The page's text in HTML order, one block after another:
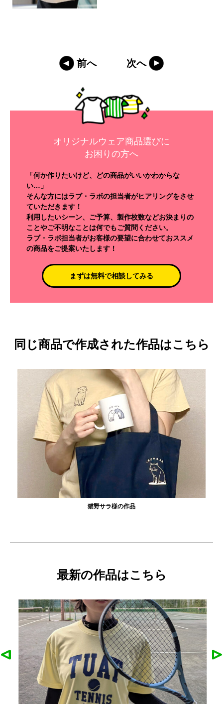
前へ 次へ
オリジナルウェア商品選びに
お困りの方へ
「何か作りたいけど、どの商品がいいかわからな
い…」
そんな方にはラブ・ラボの担当者がヒアリングをさせ
ていただきます！
利用したいシーン、ご予算、製作枚数などお決まりの
ことやご不明なことは何でもご質問ください。
ラブ・ラボ担当者がお客様の要望に合わせておススメ
の商品をご提案いたします！
まずは無料で相談してみる
同じ商品で作成された作品はこちら
猫野サラ様の作品
最新の作品はこちら